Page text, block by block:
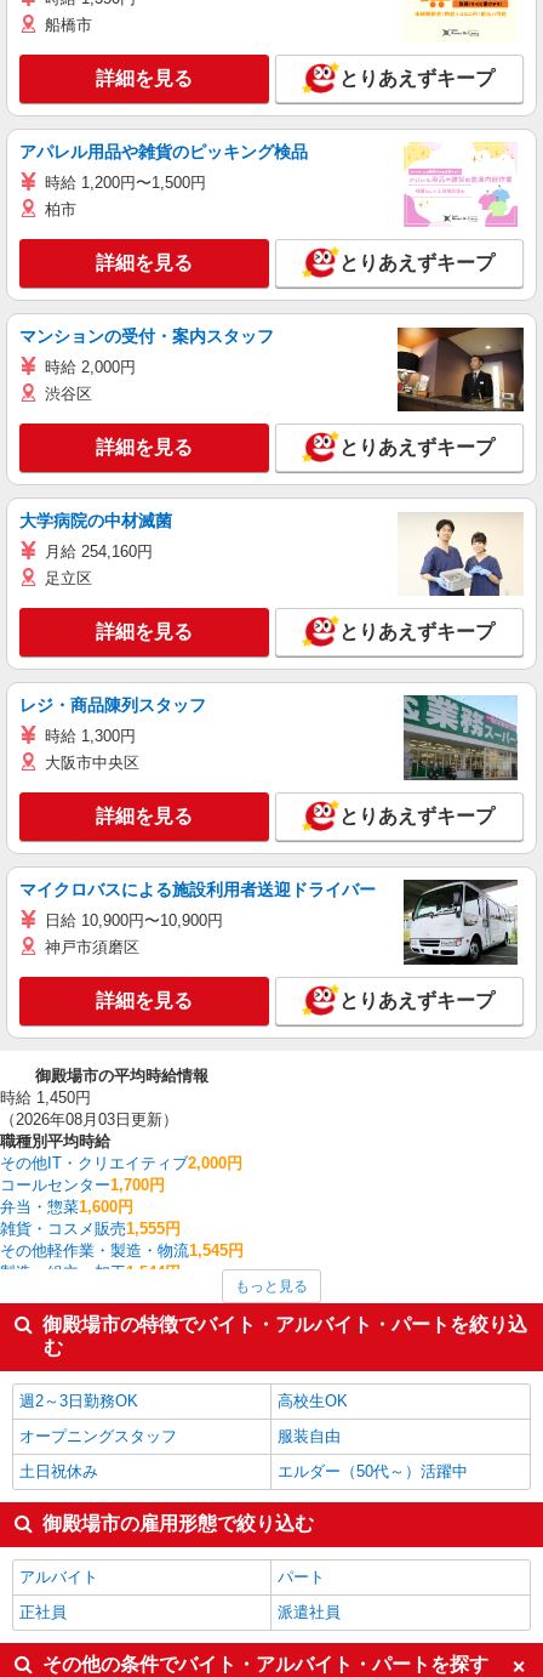
船橋市
詳細を見る とりあえずキープ
アパレル用品や雑貨のピッキング検品
時給 1,200円〜1,500円
柏市
詳細を見る とりあえずキープ
マンションの受付・案内スタッフ
時給 2,000円
渋谷区
詳細を見る とりあえずキープ
大学病院の中材滅菌
月給 254,160円
足立区
詳細を見る とりあえずキープ
レジ・商品陳列スタッフ
時給 1,300円
大阪市中央区
詳細を見る とりあえずキープ
マイクロバスによる施設利用者送迎ドライバー
日給 10,900円〜10,900円
神戸市須磨区
詳細を見る とりあえずキープ
御殿場市の平均時給情報
時給 1,450円
（2026年08月03日更新）
職種別平均時給
その他IT・クリエイティブ2,000円
コールセンター1,700円
弁当・惣菜1,600円
雑貨・コスメ販売1,555円
その他軽作業・製造・物流1,545円
製造・組立・加工1,544円
1,543円
アパレル販売1,528円
商品管理・バイヤー 1,500円
ヘルプデスク・ユーザーサポート
御殿場市の他の職種の平均時給を見る
もっと見る
御殿場市の特徴でバイト・アルバイト・パートを絞り込
む
週2～3日勤務OK
高校生OK
オープニングスタッフ
服装自由
土日祝休み
エルダー（50代～）活躍中
御殿場市の雇用形態で絞り込む
アルバイト
パート
正社員
派遣社員
その他の条件でバイト・アルバイト・パートを探す